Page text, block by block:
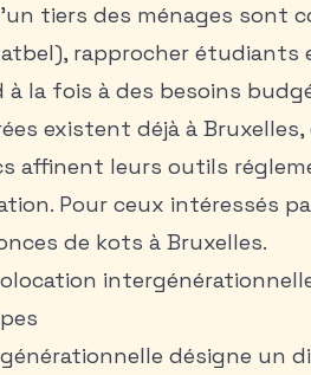
tiers des ménages sont
rapprocher
la fois à des besoins
existent déjà à
affinent leurs outils
Pour ceux intéressés
de kots à Bruxelles.
désigne un